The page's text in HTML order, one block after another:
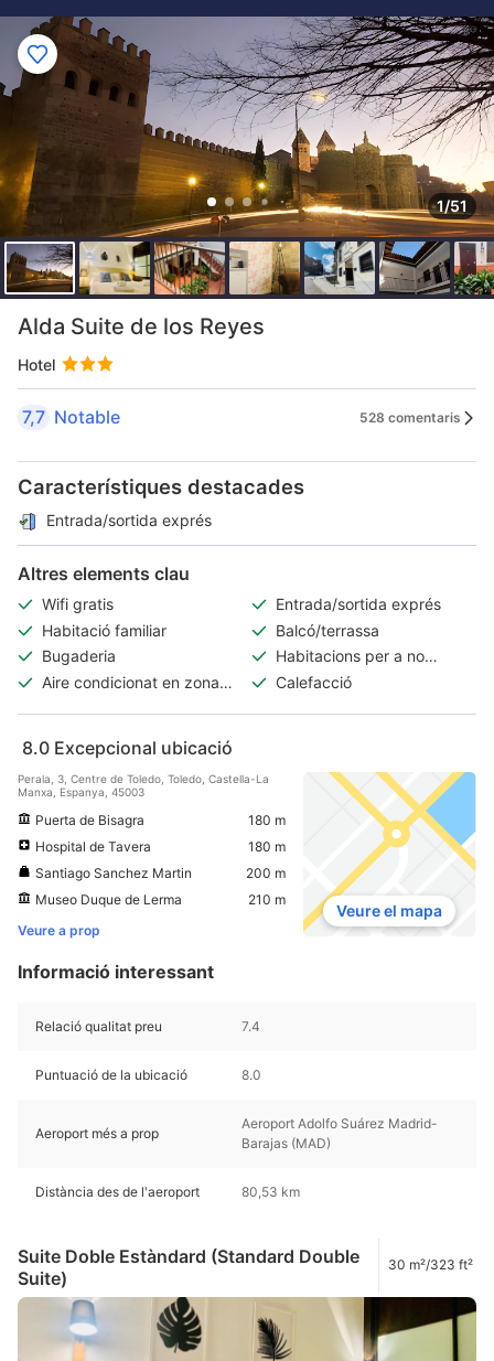
1/51
Alda Suite de los Reyes
Hotel
7,7 Notable 528 comentaris
Característiques destacades
Entrada/sortida exprés
Altres elements clau
Wifi gratis
Entrada/sortida exprés
Habitació familiar
Balcó/terrassa
Bugaderia
Habitacions per a no
fumadors
Aire condicionat en zona
Calefacció
8.0 Excepcional ubicació
Perala, 3, Centre de Toledo, Toledo, Castella-La
Manxa, Espanya, 45003
Puerta de Bisagra
180 m
Hospital de Tavera
180 m
Santiago Sanchez Martin
200 m
Museo Duque de Lerma
210 m
Veure a prop
Veure el mapa
Informació interessant
Relació qualitat preu 7.4
Puntuació de la ubicació 8.0
Aeroport més a prop
Aeroport Adolfo Suárez Madrid-
Barajas (MAD)
Distància des de l'aeroport 80,53 km
Suite Doble Estàndard (Standard Double
Suite)
30 m²/323 ft²